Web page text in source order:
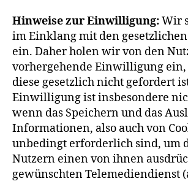
Hinweise zur Einwilligung:Wir
im Einklang mit den
ein. Daher holen wir von den
vorhergehende Einwilligung
diese gesetzlich nicht gefordert
Einwilligung ist insbesondere
wenn das Speichern und das
Informationen, also auch von
unbedingt erforderlich sind, um
Nutzern einen von ihnen
gewünschten Telemediendienst